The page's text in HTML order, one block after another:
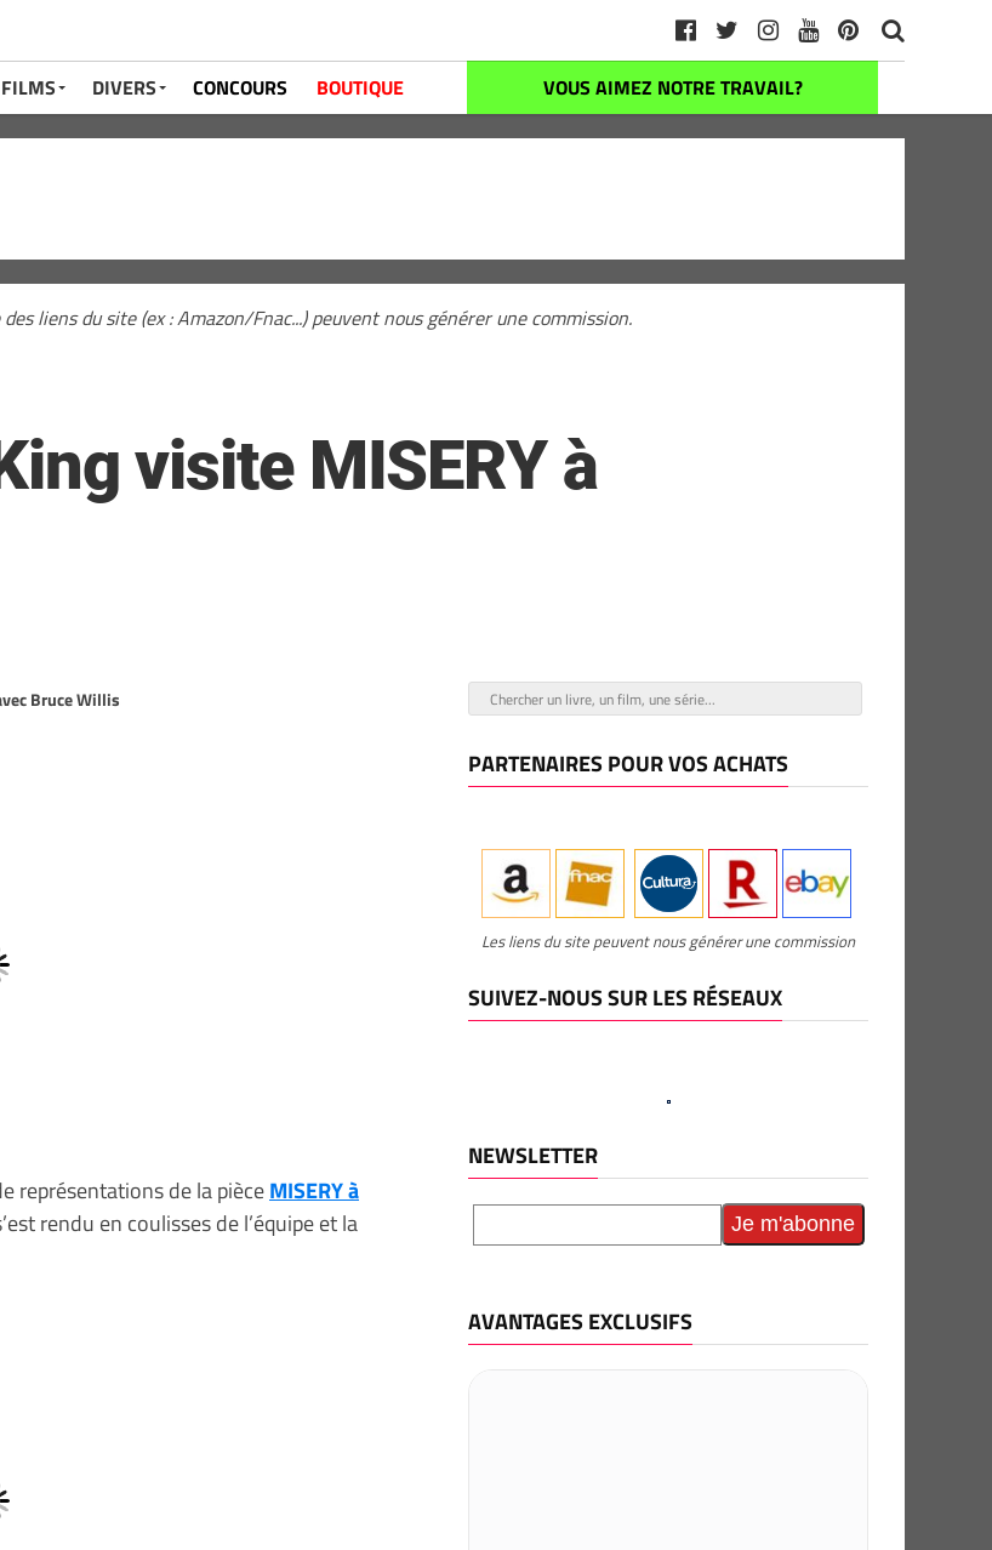
DIVERS CONCOURS BOUTIQUE VOUS AIMEZ NOTRE TRAVAIL?
liens du site (ex : Amazon/Fnac...) peuvent nous générer une commission.
visite MISERY à
Bruce Willis
représentations de la pièceMISERY à
rendu en coulisses de l’équipe et la
PARTENAIRES POUR VOS ACHATS
Les liens du site peuvent nous générer une commission
SUIVEZ-NOUS SUR LES RÉSEAUX
NEWSLETTER
AVANTAGES EXCLUSIFS